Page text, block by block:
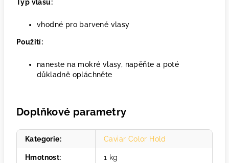
Typ vlasů:
vhodné pro barvené vlasy
Použití:
naneste na mokré vlasy, napěňte a poté
důkladně opláchněte
Doplňkové parametry
Kategorie: Caviar Color Hold
Hmotnost: 1 kg